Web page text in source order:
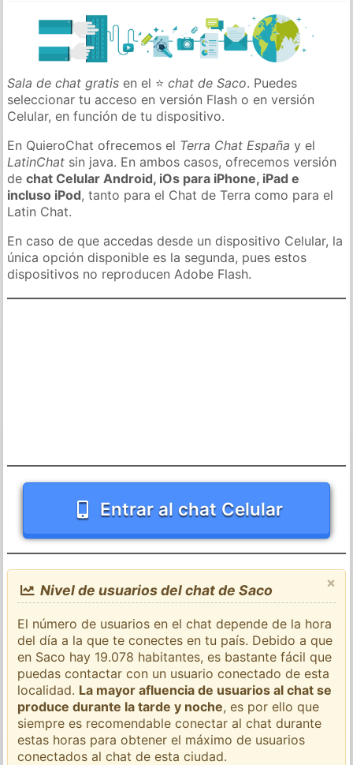
Sala de chat gratis en el ⭐chat de Saco. Puedes
seleccionar tu acceso en versión Flash o en versión
Celular, en función de tu dispositivo.
En QuieroChat ofrecemos el Terra Chat España y el
LatinChat sin java. En ambos casos, ofrecemos versión
dechat Celular Android, iOs para iPhone, iPad e
incluso iPod, tanto para el Chat de Terra como para el
Latin Chat.
En caso de que accedas desde un dispositivo Celular, la
única opción disponible es la segunda, pues estos
dispositivos no reproducen Adobe Flash.
Entrar al chat Celular
×
Nivel de usuarios del chat de Saco
El número de usuarios en el chat depende de la hora
del día a la que te conectes en tu país. Debido a que
en Saco hay 19.078 habitantes, es bastante fácil que
puedas contactar con un usuario conectado de esta
localidad. La mayor afluencia de usuarios al chat se
produce durante la tarde y noche, es por ello que
siempre es recomendable conectar al chat durante
estas horas para obtener el máximo de usuarios
conectados al chat de esta ciudad.